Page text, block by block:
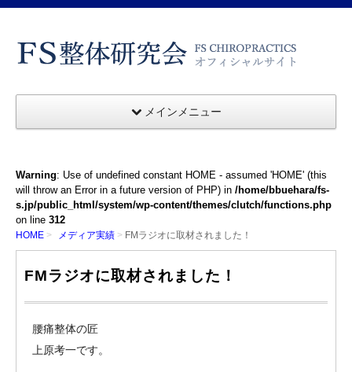
メインメニュー
Warning: Use of undefined constant HOME - assumed 'HOME' (this
will throw an Error in a future version of PHP) in /home/bbuehara/fs-
s.jp/public_html/system/wp-content/themes/clutch/functions.php
on line 312
HOME メディア実績 FMラジオに取材されました！
FMラジオに取材されました！
腰痛整体の匠
上原考一です。